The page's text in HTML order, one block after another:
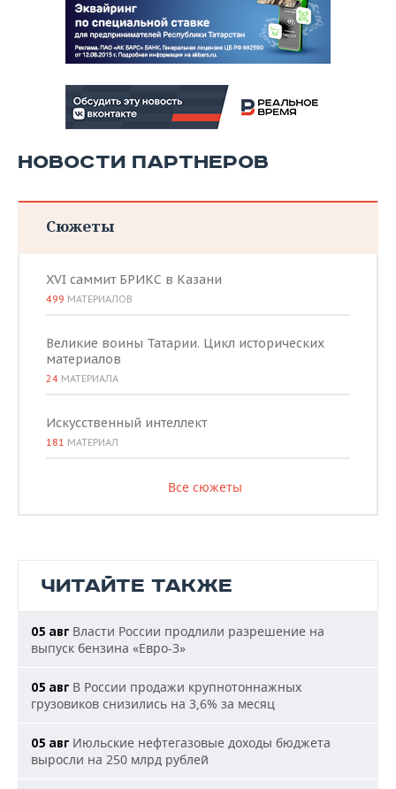
НОВОСТИ ПАРТНЕРОВ
Сюжеты
XVI саммит БРИКС в Казани
499 МАТЕРИАЛОВ
Великие воины Татарии. Цикл исторических
материалов
24 МАТЕРИАЛА
Искусственный интеллект
181 МАТЕРИАЛ
Все сюжеты
ЧИТАЙТЕ ТАКЖЕ
05 авг Власти России продлили разрешение на
выпуск бензина «Евро-3»
05 авг В России продажи крупнотоннажных
грузовиков снизились на 3,6% за месяц
05 авг Июльские нефтегазовые доходы бюджета
выросли на 250 млрд рублей